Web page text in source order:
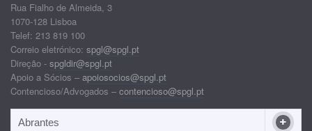
Rua Fialho de Almeida, 3
1070-128 Lisboa
Telef: 213 819 100
Correio eletrónico: spgl@spgl.pt
Direção - spgldir@spgl.pt
Apoio a Sócios – apoiosocios@spgl.pt
Contencioso/Advogados – contencioso@spgl.pt
Abrantes